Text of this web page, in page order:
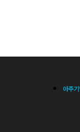
아주